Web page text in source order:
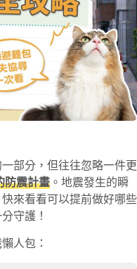
部分，但往往忽略一件更
防震計畫 。地震發生的瞬
來看看可以提前做好哪些
守護！
人包：